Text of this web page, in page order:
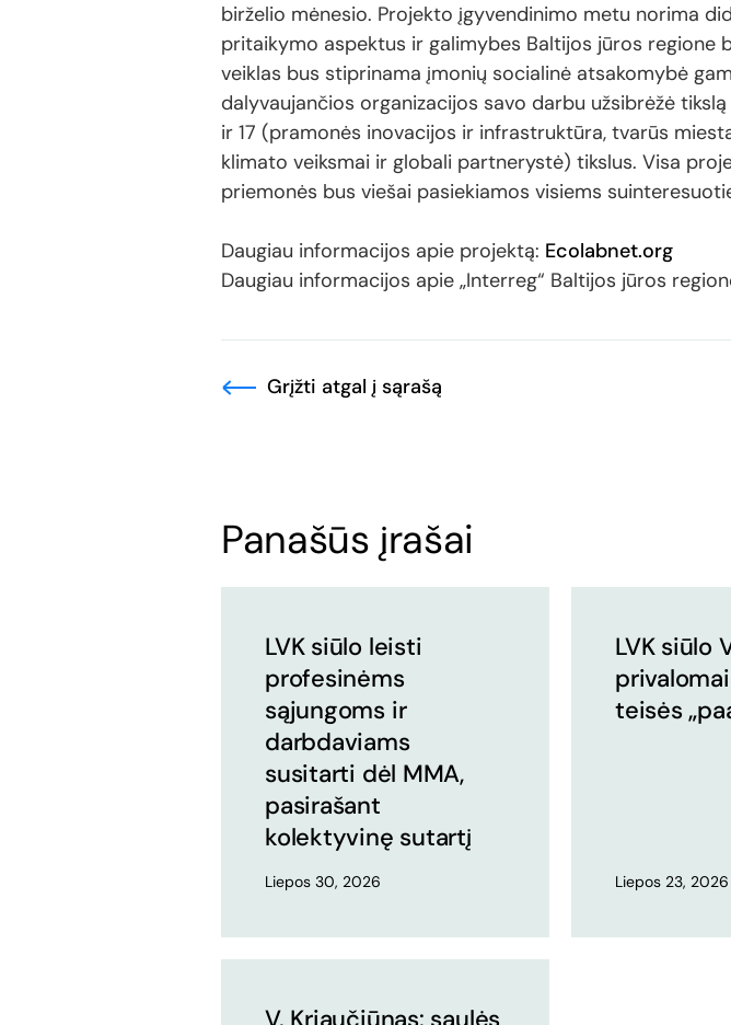
birželio mėnesio. Projekto įgyvendinimo metu norima
pritaikymo aspektus ir galimybes Baltijos jūros regione
veiklas bus stiprinama įmonių socialinė atsakomybė
dalyvaujančios organizacijos savo darbu užsibrėžė
ir 17 (pramonės inovacijos ir infrastruktūra, tvarūs
klimato veiksmai ir globali partnerystė) tikslus. Visa
priemonės bus viešai pasiekiamos visiems
Daugiau informacijos apie projektą: Ecolabnet.org
Daugiau informacijos apie „Interreg“ Baltijos jūros
Grįžti atgal į sąrašą
Panašūs įrašai
LVK siūlo leisti
profesinėms
sąjungoms ir
darbdaviams
susitarti dėl MMA,
pasirašant
kolektyvinę sutartį
Liepos 30, 2026
LVK siūlo
teisės
Liepos 23, 2026